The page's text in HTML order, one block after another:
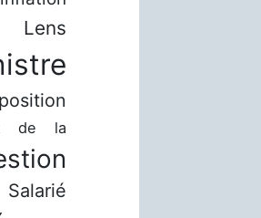
Lens
de la
Salarié